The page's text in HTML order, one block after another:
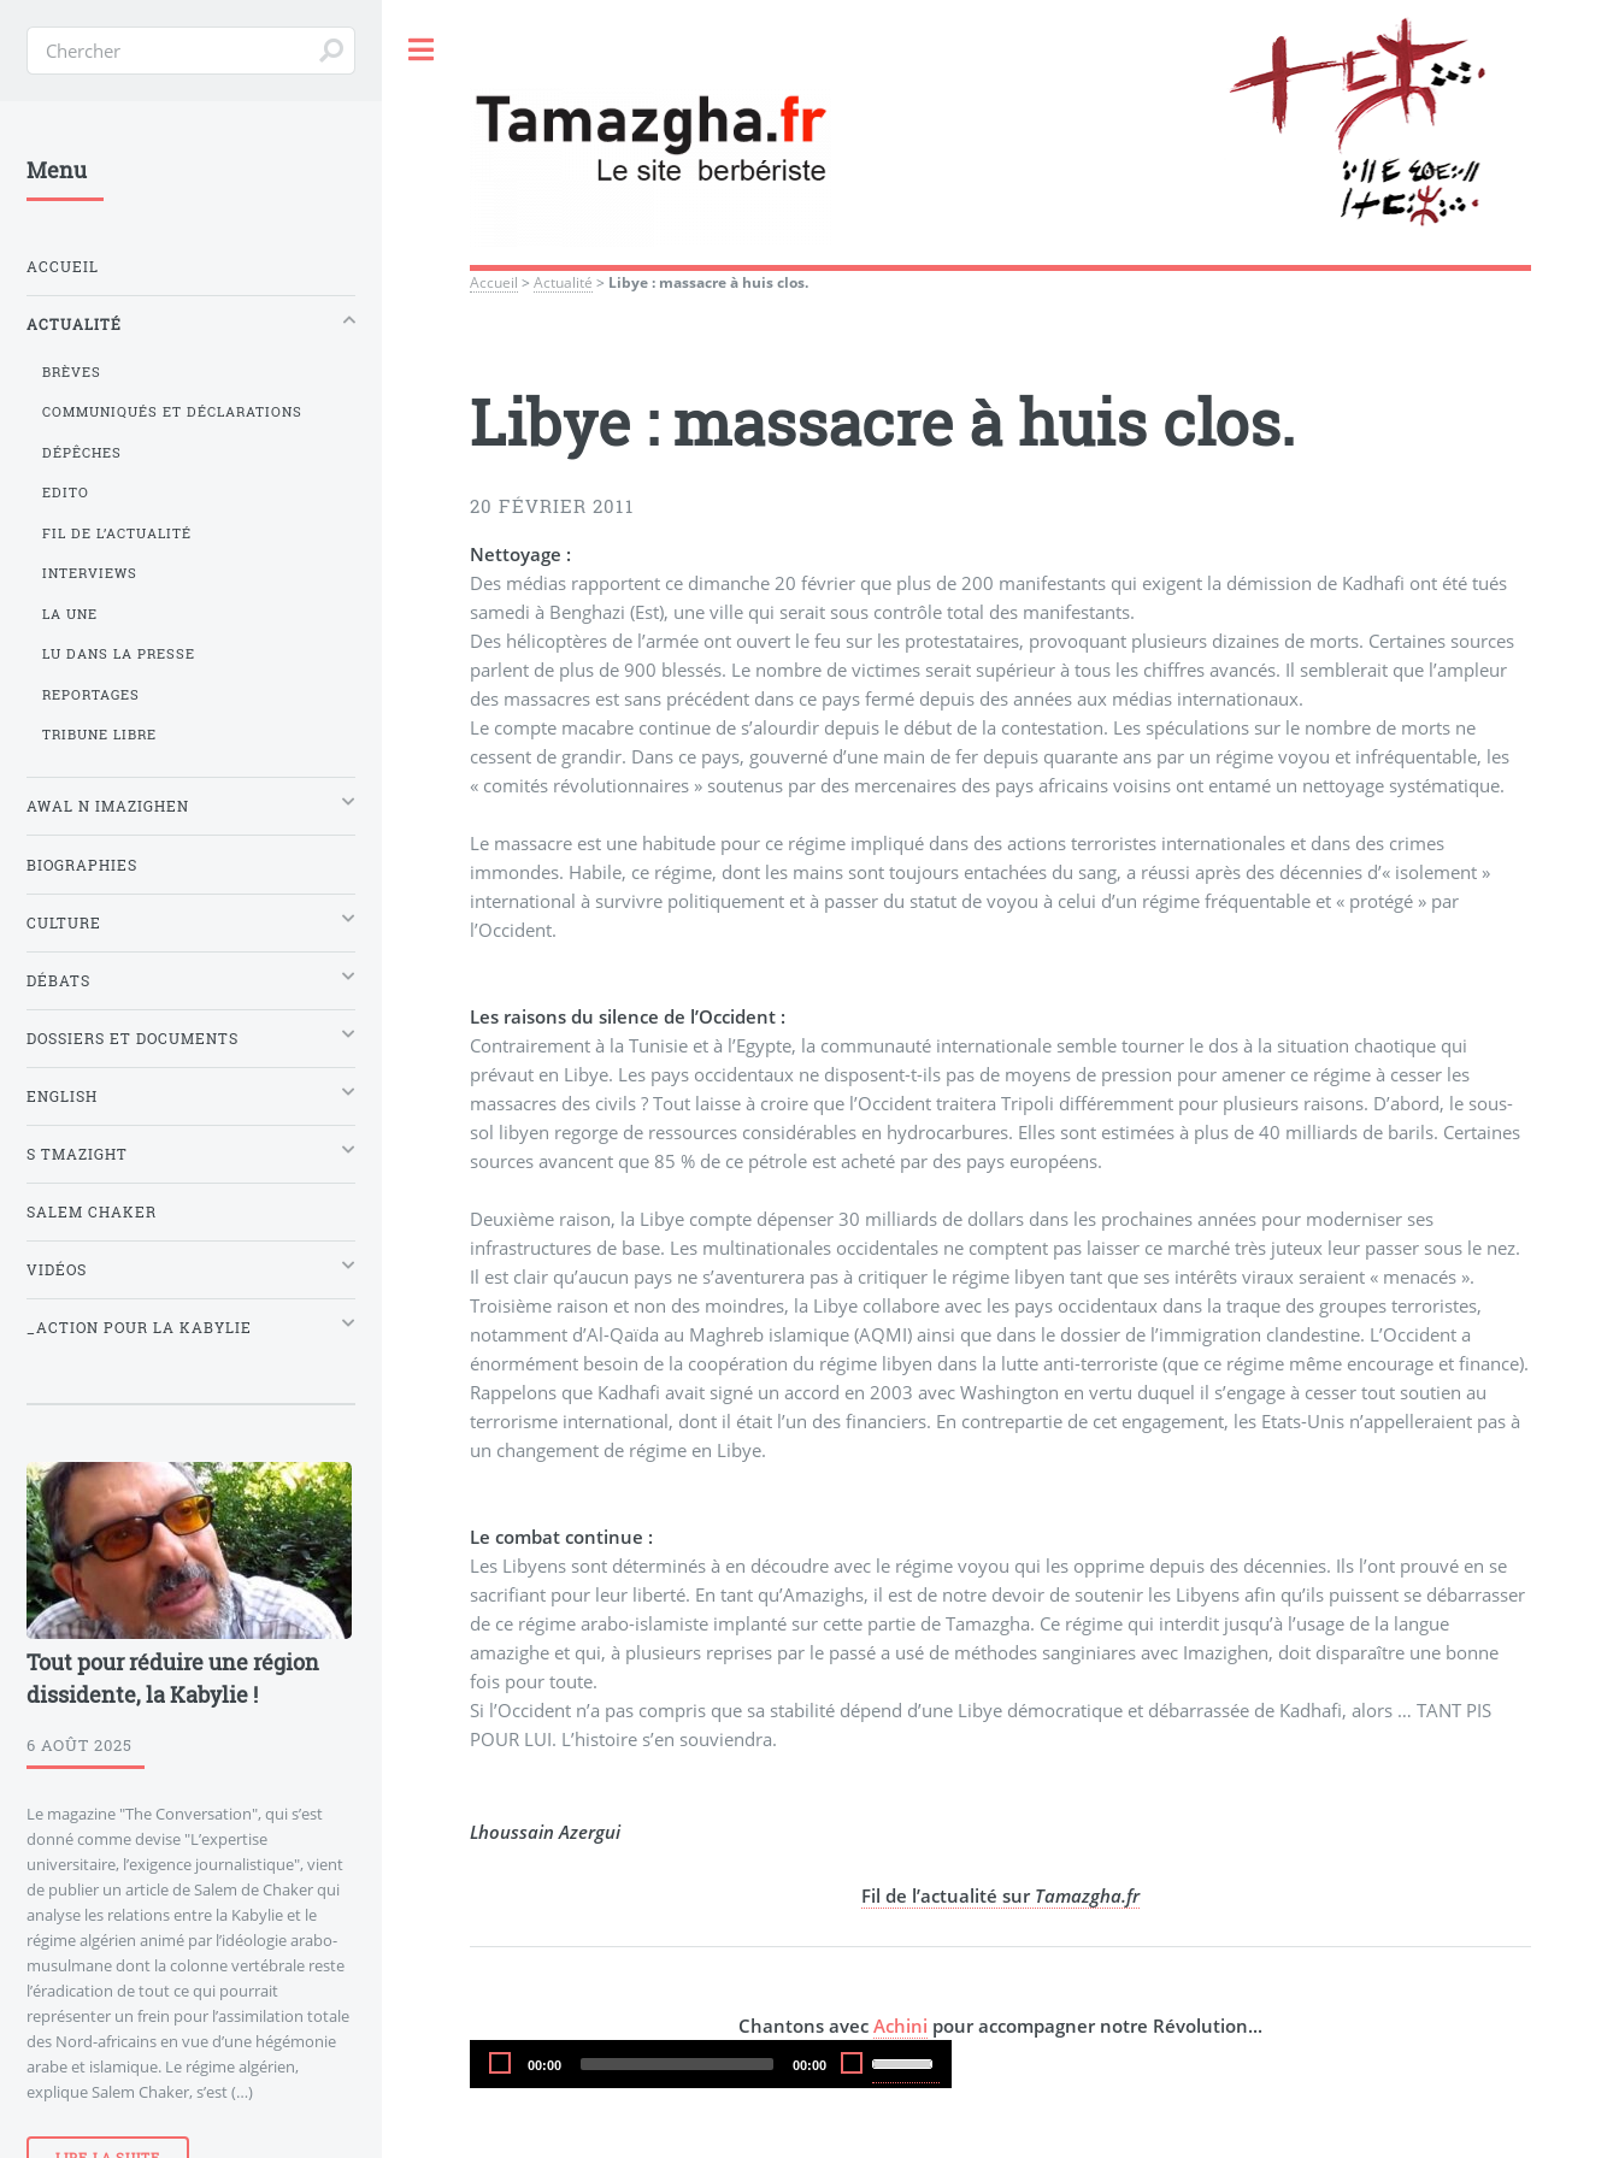
Accueil >Actualité > Libye : massacre à huis clos.
Libye : massacre à huis clos.
20 FÉVRIER 2011
Nettoyage :
Des médias rapportent ce dimanche 20 février que plus de 200 manifestants qui exigent la démission de Kadhafi ont été tués
samedi à Benghazi (Est), une ville qui serait sous contrôle total des manifestants.
Des hélicoptères de l’armée ont ouvert le feu sur les protestataires, provoquant plusieurs dizaines de morts. Certaines sources
parlent de plus de 900 blessés. Le nombre de victimes serait supérieur à tous les chiffres avancés. Il semblerait que l’ampleur
des massacres est sans précédent dans ce pays fermé depuis des années aux médias internationaux.
Le compte macabre continue de s’alourdir depuis le début de la contestation. Les spéculations sur le nombre de morts ne
cessent de grandir. Dans ce pays, gouverné d’une main de fer depuis quarante ans par un régime voyou et infréquentable, les
« comités révolutionnaires » soutenus par des mercenaires des pays africains voisins ont entamé un nettoyage systématique.
Le massacre est une habitude pour ce régime impliqué dans des actions terroristes internationales et dans des crimes
immondes. Habile, ce régime, dont les mains sont toujours entachées du sang, a réussi après des décennies d’« isolement »
international à survivre politiquement et à passer du statut de voyou à celui d’un régime fréquentable et « protégé » par
l’Occident.
Les raisons du silence de l’Occident :
Contrairement à la Tunisie et à l’Egypte, la communauté internationale semble tourner le dos à la situation chaotique qui
prévaut en Libye. Les pays occidentaux ne disposent-t-ils pas de moyens de pression pour amener ce régime à cesser les
massacres des civils ? Tout laisse à croire que l’Occident traitera Tripoli différemment pour plusieurs raisons. D’abord, le sous-
sol libyen regorge de ressources considérables en hydrocarbures. Elles sont estimées à plus de 40 milliards de barils. Certaines
sources avancent que 85 % de ce pétrole est acheté par des pays européens.
Deuxième raison, la Libye compte dépenser 30 milliards de dollars dans les prochaines années pour moderniser ses
infrastructures de base. Les multinationales occidentales ne comptent pas laisser ce marché très juteux leur passer sous le nez.
Il est clair qu’aucun pays ne s’aventurera pas à critiquer le régime libyen tant que ses intérêts viraux seraient « menacés ».
Troisième raison et non des moindres, la Libye collabore avec les pays occidentaux dans la traque des groupes terroristes,
notamment d’Al-Qaïda au Maghreb islamique (AQMI) ainsi que dans le dossier de l’immigration clandestine. L’Occident a
énormément besoin de la coopération du régime libyen dans la lutte anti-terroriste (que ce régime même encourage et finance).
Rappelons que Kadhafi avait signé un accord en 2003 avec Washington en vertu duquel il s’engage à cesser tout soutien au
terrorisme international, dont il était l’un des financiers. En contrepartie de cet engagement, les Etats-Unis n’appelleraient pas à
un changement de régime en Libye.
Le combat continue :
Les Libyens sont déterminés à en découdre avec le régime voyou qui les opprime depuis des décennies. Ils l’ont prouvé en se
sacrifiant pour leur liberté. En tant qu’Amazighs, il est de notre devoir de soutenir les Libyens afin qu’ils puissent se débarrasser
de ce régime arabo-islamiste implanté sur cette partie de Tamazgha. Ce régime qui interdit jusqu’à l’usage de la langue
amazighe et qui, à plusieurs reprises par le passé a usé de méthodes sanginiares avec Imazighen, doit disparaître une bonne
fois pour toute.
Si l’Occident n’a pas compris que sa stabilité dépend d’une Libye démocratique et débarrassée de Kadhafi, alors … TANT PIS
POUR LUI. L’histoire s’en souviendra.
Lhoussain Azergui
Fil de l’actualité sur Tamazgha.fr
Chantons avec Achini pour accompagner notre Révolution...
Audio
Current
00:00
Total
duration
00:00
Up/Down
Menu
ACCUEIL
ACTUALITÉ
BRÈVES
COMMUNIQUÉS ET DÉCLARATIONS
DÉPÊCHES
EDITO
FIL DE L’ACTUALITÉ
INTERVIEWS
LA UNE
LU DANS LA PRESSE
REPORTAGES
TRIBUNE LIBRE
AWAL N IMAZIGHEN
BIOGRAPHIES
CULTURE
DÉBATS
DOSSIERS ET DOCUMENTS
ENGLISH
S TMAZIGHT
SALEM CHAKER
VIDÉOS
_ACTION POUR LA KABYLIE
Tout pour réduire une région
dissidente, la Kabylie !
6 AOÛT 2025
Le magazine "The Conversation", qui s’est
donné comme devise "L’expertise
universitaire, l’exigence journalistique", vient
de publier un article de Salem de Chaker qui
analyse les relations entre la Kabylie et le
régime algérien animé par l’idéologie arabo-
musulmane dont la colonne vertébrale reste
l’éradication de tout ce qui pourrait
représenter un frein pour l’assimilation totale
des Nord-africains en vue d’une hégémonie
arabe et islamique. Le régime algérien,
explique Salem Chaker, s’est (…)